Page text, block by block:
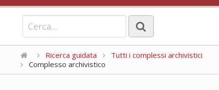
Ricerca guidata
Tutti i complessi archivistici
Complesso archivistico